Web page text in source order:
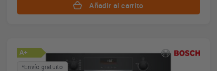
Añadir al carrito
A+
*Envío gratuito